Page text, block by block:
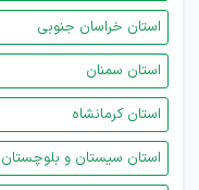
استان خراسان جنوبی
استان سمنان
استان کرمانشاه
استان سیستان و بلوچستان